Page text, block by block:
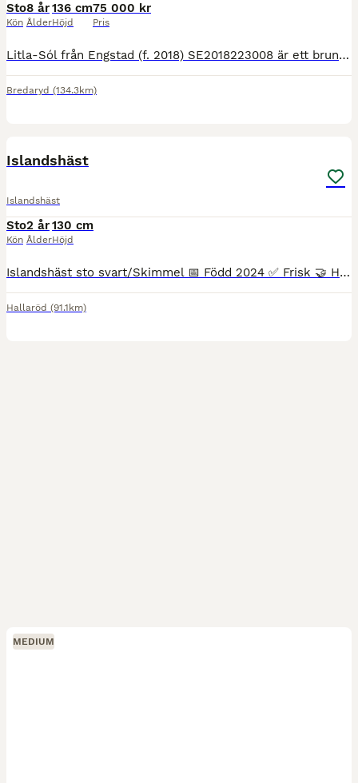
Sto
Kön
8 år
Ålder
136 cm
Höjd
75 000 kr
Pris
Litla-Sól från Engstad (f. 2018) SE2018223008 är ett brunt islandssto efter Hósías fra Engholm undan Smætla frá Mosfellsbæ. Ca 136-137 cm i mankhöjd. Hon är inriden i våras och har visat fina gångarte
Bredaryd (134.3km)
Islandshäst
Islandshäst
Sto
Kön
2 år
Ålder
130 cm
Höjd
Islandshäst sto svart/Skimmel 📅 Född 2024 ✅ Frisk 🤝 Hanterad, social och framåt 🐴 Trevligt temperament går på lösdrift idag och fungerar bra i flock. Ingen fång eller eksem.
Hallaröd (91.1km)
MEDIUM